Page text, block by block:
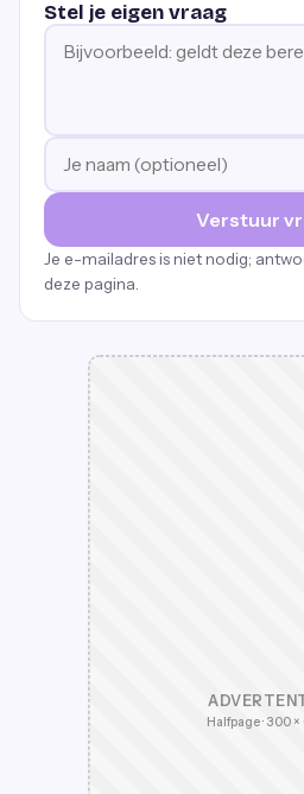
Stel je eigen vraag
Verstuur
Je e-mailadres is niet nodig;
deze pagina.
Halfpage · 300